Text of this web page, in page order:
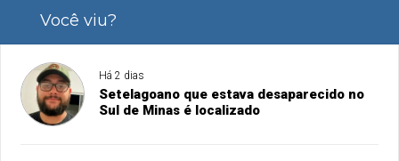
Você viu?
Há 2 dias
Setelagoano que estava desaparecido no
Sul de Minas é localizado